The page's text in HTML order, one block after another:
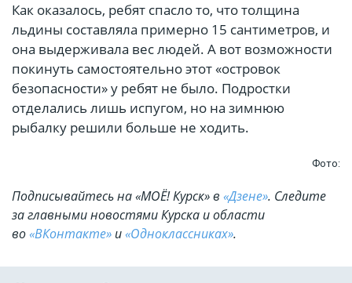
Как оказалось, ребят спасло то, что толщина
льдины составляла примерно 15 сантиметров, и
она выдерживала вес людей. А вот возможности
покинуть самостоятельно этот «островок
безопасности» у ребят не было. Подростки
отделались лишь испугом, но на зимнюю
рыбалку решили больше не ходить.
Фото:
Подписывайтесь на «МОЁ! Курск» в «Дзене». Cледите
за главными новостями Курска и области
во«ВКонтакте» и«Одноклассниках».